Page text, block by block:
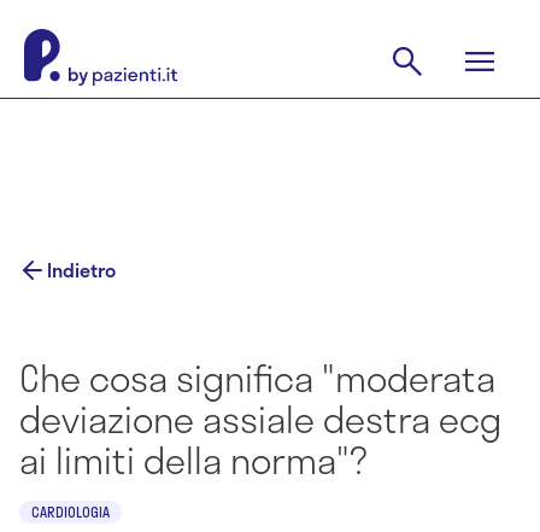
Indietro
Che cosa significa "moderata
deviazione assiale destra ecg
ai limiti della norma"?
CARDIOLOGIA